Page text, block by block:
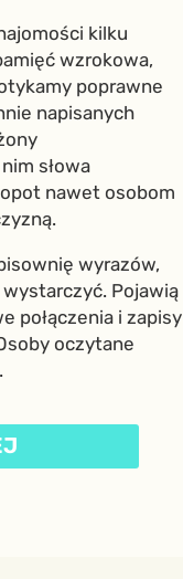
kilku
wzrokowa,
poprawne
napisanych
słowa
nawet osobom
wyrazów,
Pojawią
połączenia i zapisy
oczytane